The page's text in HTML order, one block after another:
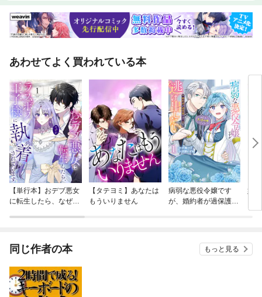
あわせてよく買われている本
【単行本】おデブ悪女
に転生したら、なぜか
【タテヨミ】あなたは
もういりません
病弱な悪役令嬢です
が、婚約者が過保護す
妹
同じ作者の本 もっと見る